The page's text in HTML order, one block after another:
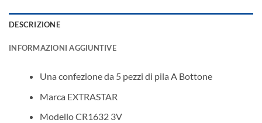
DESCRIZIONE
INFORMAZIONI AGGIUNTIVE
Una confezione da 5 pezzi di pila A Bottone
Marca EXTRASTAR
Modello CR1632 3V